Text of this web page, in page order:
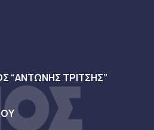
“ΑΝΤΩΝΗΣ ΤΡΙΤΣΗΣ”